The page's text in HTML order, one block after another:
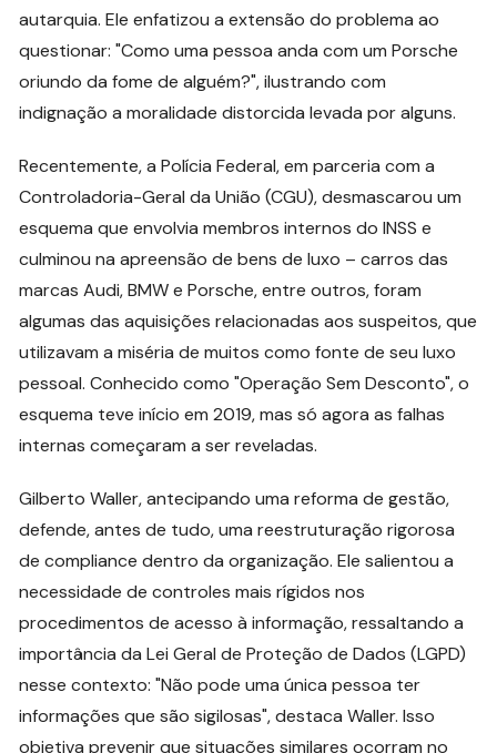
autarquia. Ele enfatizou a extensão do problema ao
questionar: "Como uma pessoa anda com um Porsche
oriundo da fome de alguém?", ilustrando com
indignação a moralidade distorcida levada por alguns.
Recentemente, a Polícia Federal, em parceria com a
Controladoria-Geral da União (CGU), desmascarou um
esquema que envolvia membros internos do INSS e
culminou na apreensão de bens de luxo – carros das
marcas Audi, BMW e Porsche, entre outros, foram
algumas das aquisições relacionadas aos suspeitos, que
utilizavam a miséria de muitos como fonte de seu luxo
pessoal. Conhecido como "Operação Sem Desconto", o
esquema teve início em 2019, mas só agora as falhas
internas começaram a ser reveladas.
Gilberto Waller, antecipando uma reforma de gestão,
defende, antes de tudo, uma reestruturação rigorosa
de compliance dentro da organização. Ele salientou a
necessidade de controles mais rígidos nos
procedimentos de acesso à informação, ressaltando a
importância da Lei Geral de Proteção de Dados (LGPD)
nesse contexto: "Não pode uma única pessoa ter
informações que são sigilosas", destaca Waller. Isso
objetiva prevenir que situações similares ocorram no